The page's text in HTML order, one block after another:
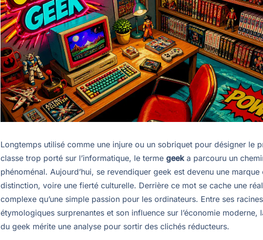
Longtemps utilisé comme une injure ou un sobriquet pour désigner le
classe trop porté sur l’informatique, le terme geeka parcouru un
phénoménal. Aujourd’hui, se revendiquer geek est devenu une marque
distinction, voire une fierté culturelle. Derrière ce mot se cache une
complexe qu’une simple passion pour les ordinateurs. Entre ses racines
étymologiques surprenantes et son influence sur l’économie moderne,
du geek mérite une analyse pour sortir des clichés réducteurs.